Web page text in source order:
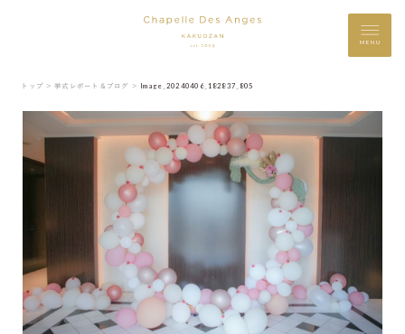
MENU
トップ ＞ 挙式レポート＆ブログ ＞ Image_20240406_182837_805